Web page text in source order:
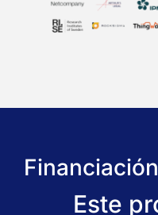
Financiación
Este